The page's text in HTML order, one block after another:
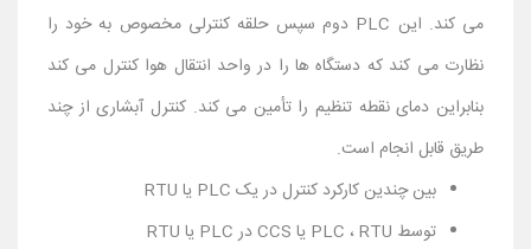
می کند. این PLC دوم سپس حلقه کنترلی مخصوص به خود را
نظارت می کند که دستگاه ها را در واحد انتقال هوا کنترل می کند
بنابراین دمای نقطه تنظیم را تأمین می کند. کنترل آبشاری از چند
طریق قابل انجام است.
بین چندین کارکرد کنترل در یک PLC یا RTU
توسط PLC ، RTU یا CCS در PLC یا RTU